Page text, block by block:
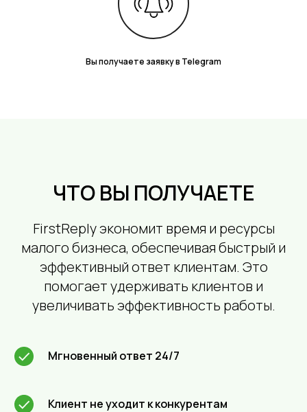
Вы получаете заявку в Telegram
ЧТО ВЫ ПОЛУЧАЕТЕ
FirstReply экономит время и ресурсы
малого бизнеса, обеспечивая быстрый и
эффективный ответ клиентам. Это
помогает удерживать клиентов и
увеличивать эффективность работы.
Мгновенный ответ 24/7
Клиент не уходит к конкурентам